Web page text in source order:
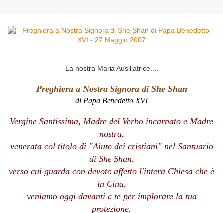
La nostra Maria Ausiliatrice....
Preghiera a Nostra Signora di She Shan
di Papa Benedetto XVI
Vergine Santissima, Madre del Verbo incarnato e Madre
nostra,
venerata col titolo di "Aiuto dei cristiani" nel Santuario
di She Shan,
verso cui guarda con devoto affetto l'intera Chiesa che è
in Cina,
veniamo oggi davanti a te per implorare la tua
protezione.